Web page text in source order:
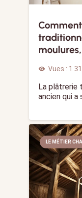
visibility Vues : 1
La plâtrerie
ancien qui a
LE MÉTIER